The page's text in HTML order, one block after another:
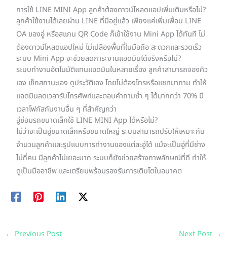
การใช้ LINE MINI App ลูกค้าต้องดาวน์โหลดแอปเพิ่มเติมหรือไม่?
ลูกค้าใช้งานได้เลยผ่าน LINE ที่มีอยู่แล้ว เพียงแค่เพิ่มเพื่อน LINE
OA ของอู่ หรือสแกน QR Code ก็เข้าใช้งาน Mini App ได้ทันที ไม่
ต้องดาวน์โหลดแอปใหม่ ไม่เปลืองพื้นที่ในมือถือ สะดวกและรวดเร็ว
ระบบ Mini App จะช่วยลดภาระงานแอดมินได้จริงหรือไม่?
ระบบทำงานอัตโนมัติแทนแอดมินในหลายเรื่อง ลูกค้าสามารถจองคิว
เอง เช็กสถานะเอง ดูประวัติเอง โดยไม่ต้องโทรหรือแชทมาถาม ทำให้
แอดมินลดเวลารับโทรศัพท์และตอบคำถามซ้ำ ๆ ได้มากกว่า 70% มี
เวลาโฟกัสกับงานอื่น ๆ ที่สำคัญกว่า
อู่ซ่อมรถขนาดเล็กใช้ LINE MINI App ได้หรือไม่?
ไม่ว่าจะเป็นอู่ขนาดเล็กหรือขนาดใหญ่ ระบบสามารถปรับให้เหมาะกับ
จำนวนลูกค้าและรูปแบบการทำงานของแต่ละอู่ได้ แม้จะเป็นอู่ที่มีช่าง
ไม่กี่คน มีลูกค้าไม่เยอะมาก ระบบก็ยังช่วยสร้างภาพลักษณ์ที่ดี ทำให้
ดูเป็นมืออาชีพ และเตรียมพร้อมรองรับการเติบโตในอนาคต
← Previous Post Next Post →